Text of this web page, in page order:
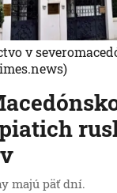
majú päť dní.
v